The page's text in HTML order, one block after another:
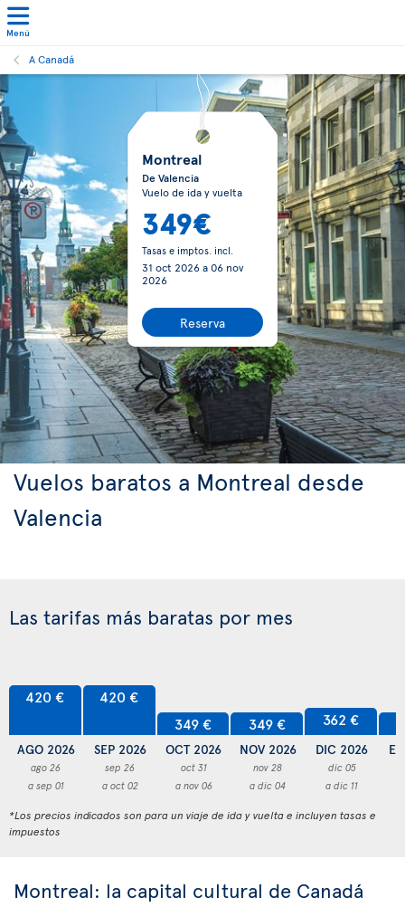
Menú
A Canadá
Montreal
De Valencia
Vuelo de ida y vuelta
349€
Tasas e imptos. incl.
31 oct 2026a06 nov
2026
Reserva
Vuelos baratos a Montreal desde
Valencia
Las tarifas más baratas por mes
420 €
AGO 2026
ago 26
a sep 01
420 €
SEP 2026
sep 26
a oct 02
349 €
OCT 2026
oct 31
a nov 06
349 €
NOV 2026
nov 28
a dic 04
362 €
DIC 2026
dic 05
a dic 11
*Los precios indicados son para un viaje de ida y vuelta e incluyen tasas e
impuestos
Montreal: la capital cultural de Canadá